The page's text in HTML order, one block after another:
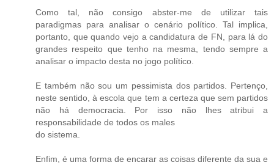
Como tal, não consigo abster-me de utilizar tais
paradigmas para analisar o cenário político. Tal implica,
portanto, que quando vejo a candidatura de FN, para lá do
grandes respeito que tenho na mesma, tendo sempre a
analisar o impacto desta no jogo político.
E também não sou um pessimista dos partidos. Pertenço,
neste sentido, à escola que tem a certeza que sem partidos
não há democracia. Por isso não lhes atribui a
responsabilidade de todos os males
do sistema.
Enfim, é uma forma de encarar as coisas diferente da sua e